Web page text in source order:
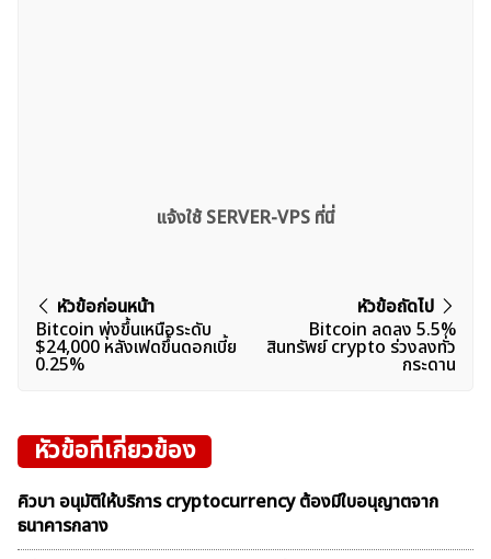
แจ้งใช้ SERVER-VPS ที่นี่
แนะแนว
เรื่อง
หัวข้อก่อนหน้า
Bitcoin พุ่งขึ้นเหนือระดับ
$24,000 หลังเฟดขึ้นดอกเบี้ย
0.25%
หัวข้อถัดไป
Bitcoin ลดลง 5.5%
สินทรัพย์ crypto ร่วงลงทั่ว
กระดาน
หัวข้อที่เกี่ยวข้อง
คิวบา อนุมัติให้บริการ cryptocurrency ต้องมีใบอนุญาตจาก
ธนาคารกลาง